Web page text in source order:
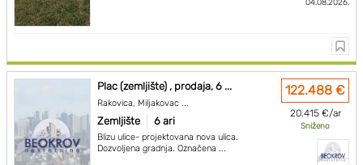
04.08.2026.
Plac (zemljište) , prodaja, 6 ...
Rakovica, Miljakovac ...
Zemljište 6 ari
Blizu ulice- projektovana nova ulica.
Dozvoljena gradnja. Označena ...
122.488 €
20.415 €/ar
Sniženo